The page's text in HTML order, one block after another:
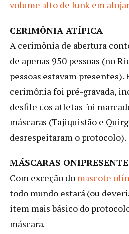
volume alto de funk em
CERIMÔNIA ATÍPICA
A cerimônia de abertura
de apenas 950 pessoas (no
pessoas estavam presentes).
cerimônia foi pré-gravada,
desfile dos atletas foi
máscaras (Tajiquistão e
desrespeitaram o protocolo).
MÁSCARAS
Com exceção do mascote
todo mundo estará (ou
item mais básico do
máscara.